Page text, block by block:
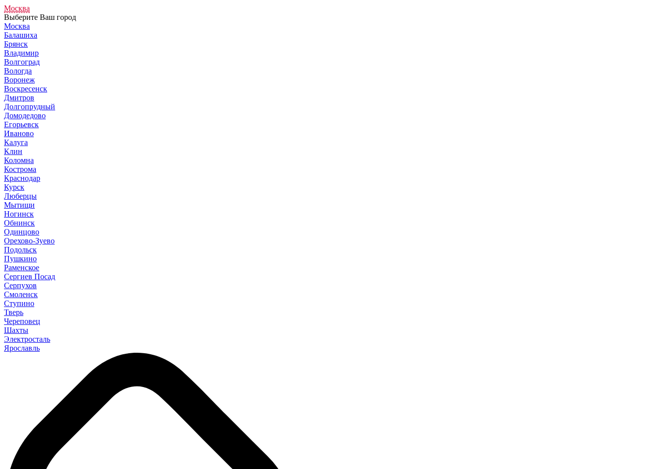
Москва
Выберите Ваш город
Москва
Балашиха
Брянск
Владимир
Волгоград
Вологда
Воронеж
Воскресенск
Дмитров
Долгопрудный
Домодедово
Егорьевск
Иваново
Калуга
Клин
Коломна
Кострома
Краснодар
Курск
Люберцы
Мытищи
Ногинск
Обнинск
Одинцово
Орехово-Зуево
Подольск
Пушкино
Раменское
Сергиев Посад
Серпухов
Смоленск
Ступино
Тверь
Череповец
Шахты
Электросталь
Ярославль